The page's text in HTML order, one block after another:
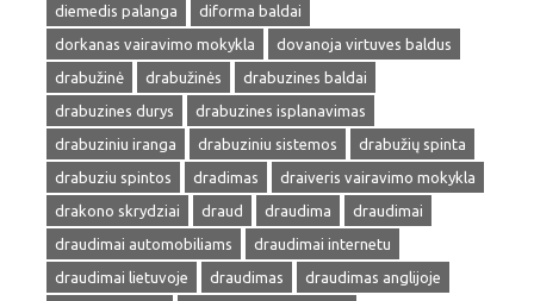
diemedis palanga
diforma baldai
dorkanas vairavimo mokykla
dovanoja virtuves baldus
drabužinė
drabužinės
drabuzines baldai
drabuzines durys
drabuzines isplanavimas
drabuziniu iranga
drabuziniu sistemos
drabužių spinta
drabuziu spintos
dradimas
draiveris vairavimo mokykla
drakono skrydziai
draud draudima
draudimai
draudimai automobiliams
draudimai internetu
draudimai lietuvoje
draudimas
draudimas anglijoje